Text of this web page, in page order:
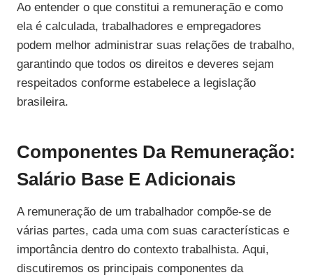
Ao entender o que constitui a remuneração e como
ela é calculada, trabalhadores e empregadores
podem melhor administrar suas relações de trabalho,
garantindo que todos os direitos e deveres sejam
respeitados conforme estabelece a legislação
brasileira.
Componentes Da Remuneração:
Salário Base E Adicionais
A remuneração de um trabalhador compõe-se de
várias partes, cada uma com suas características e
importância dentro do contexto trabalhista. Aqui,
discutiremos os principais componentes da